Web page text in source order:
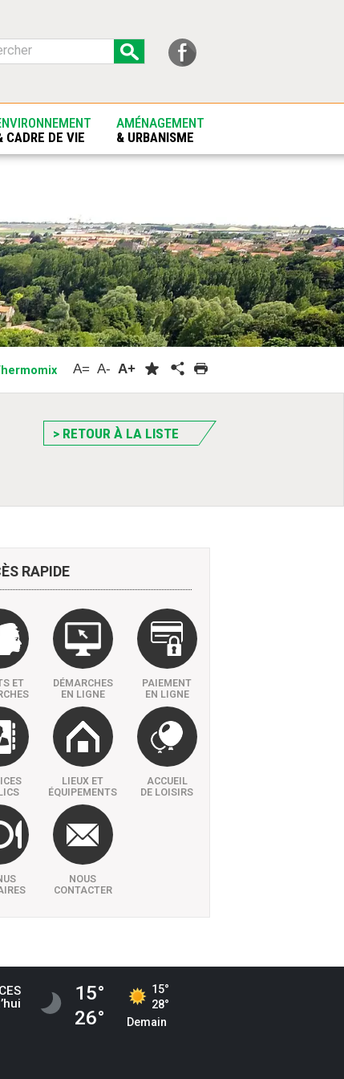
CADRE DE VIE
AMÉNAGEMENT
& URBANISME
A= A- A+
> RETOUR À LA LISTE
RAPIDE
ET
DÉMARCHES
EN LIGNE
PAIEMENT
EN LIGNE
LIEUX ET
ÉQUIPEMENTS
ACCUEIL
DE LOISIRS
NOUS
CONTACTER
15°
26°
15°
28°
Demain